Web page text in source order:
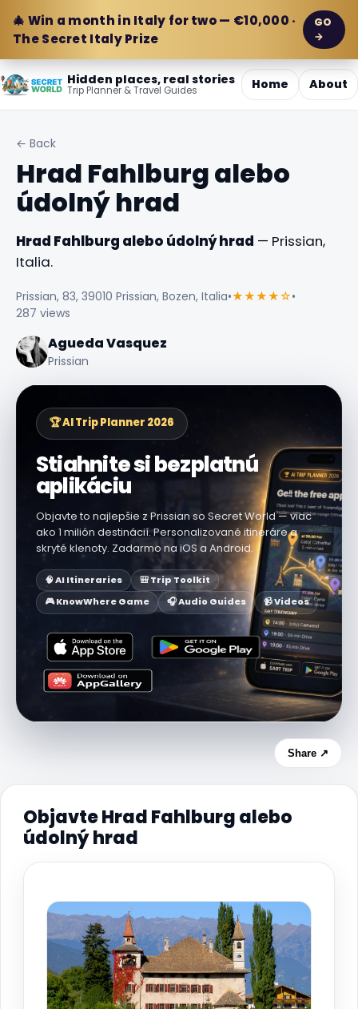
🎄 Win a month in Italy for two — €10,000 ·
The Secret Italy Prize
GO
→
Hidden places, real stories
Trip Planner & Travel Guides Home About
← Back
Hrad Fahlburg alebo
údolný hrad
Hrad Fahlburg alebo údolný hrad — Prissian,
Italia.
Prissian, 83, 39010 Prissian, Bozen, Italia•★★★★☆•
287 views
Agueda Vasquez
Prissian
🏆 AI Trip Planner 2026
Stiahnite si bezplatnú
aplikáciu
Objavte to najlepšie z Prissian so Secret World — viac
ako 1 milión destinácií. Personalizované itineráre a
skryté klenoty. Zadarmo na iOS a Android.
🧠 AI Itineraries
🎒 Trip Toolkit
🎮 KnowWhere Game
🎧 Audio Guides 📹 Videos
Share ↗
Objavte Hrad Fahlburg alebo
údolný hrad